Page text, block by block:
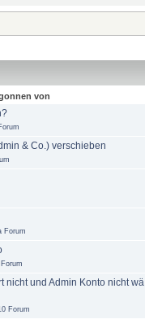
von
& Co.) verschieben
Forum
nicht und Admin Konto nicht wä
Forum